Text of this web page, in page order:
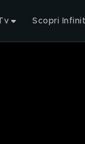
Scopri